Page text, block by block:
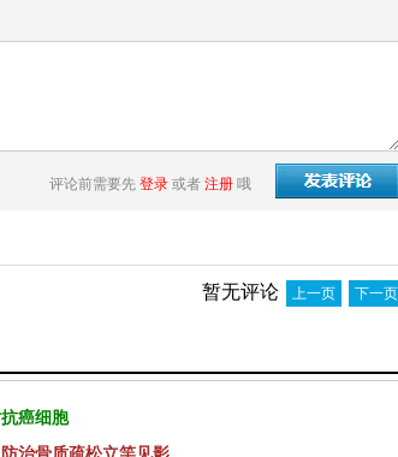
评论前需要先 登录 或者 注册 哦
暂无评论 上一页 下一页
癌细胞